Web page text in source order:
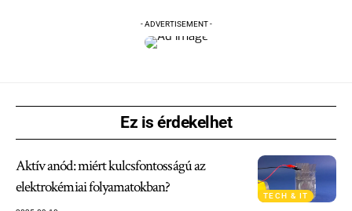
- ADVERTISEMENT -
Ez is érdekelhet
TECH & IT
Aktív anód: miért kulcsfontosságú az
elektrokémiai folyamatokban?